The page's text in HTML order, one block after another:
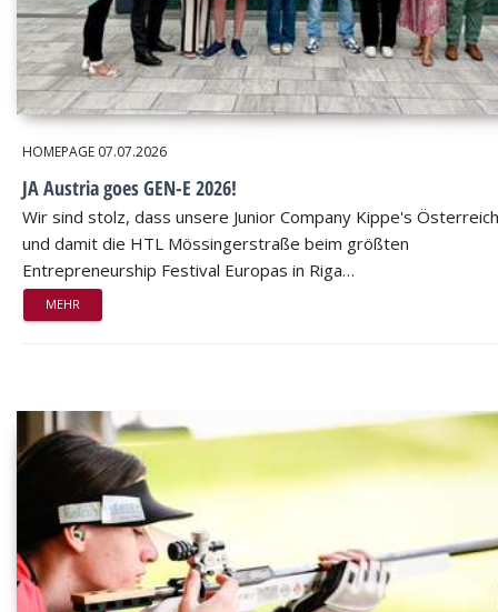
HOMEPAGE 07.07.2026
JA Austria goes GEN-E 2026!
Wir sind stolz, dass unsere Junior Company Kippe's Österreich
und damit die HTL Mössingerstraße beim größten
Entrepreneurship Festival Europas in Riga…
MEHR